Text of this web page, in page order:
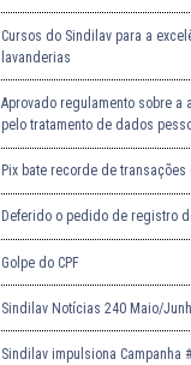
Cursos do Sindilav para a
lavanderias
Aprovado regulamento sobre a
pelo tratamento de dados
Pix bate recorde de transações
Deferido o pedido de registro
Golpe do CPF
Sindilav Notícias 240 Maio/
Sindilav impulsiona Campanha